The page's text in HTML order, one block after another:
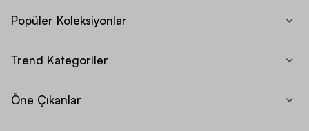
Popüler Koleksiyonlar
Trend Kategoriler
Öne Çıkanlar